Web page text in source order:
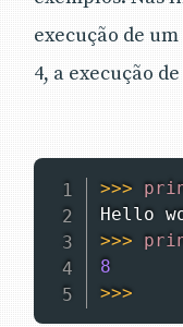
execução de
4, a execução
>>>
>>>
8
>>>